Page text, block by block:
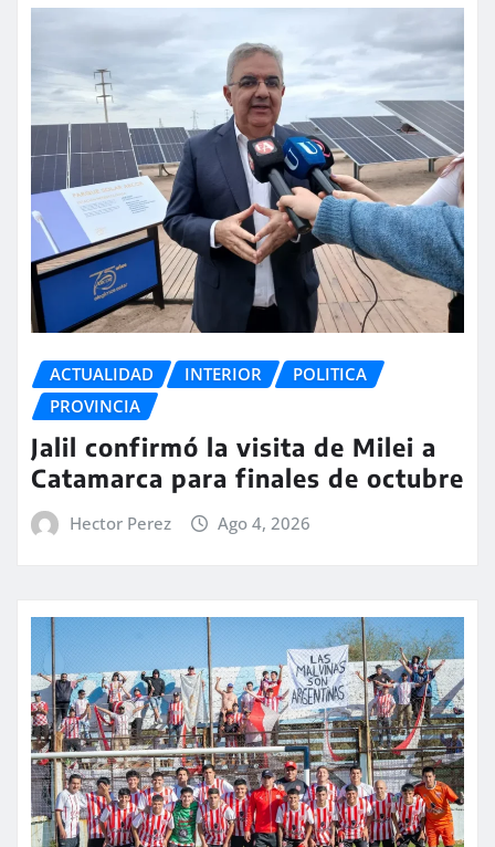
ACTUALIDAD INTERIOR
POLITICA
PROVINCIA
Jalil confirmó la visita de Milei a
Catamarca para finales de octubre
Hector Perez Ago 4, 2026